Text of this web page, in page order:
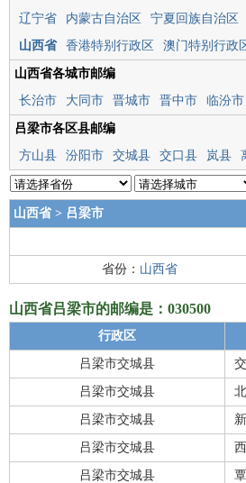
辽宁省
内蒙古自治区 宁夏回族自治区
山西省
香港特别行政区 澳门特别行政
山西省各城市邮编
长治市
大同市 晋城市 晋中市 临汾市
吕梁市各区县邮编
方山县
汾阳市 交城县 交口县 岚县
山西省> 吕梁市
省份： 山西省
山西省吕梁市的邮编是：030500
行政区
吕梁市交城县
吕梁市交城县
吕梁市交城县
吕梁市交城县
吕梁市交城县